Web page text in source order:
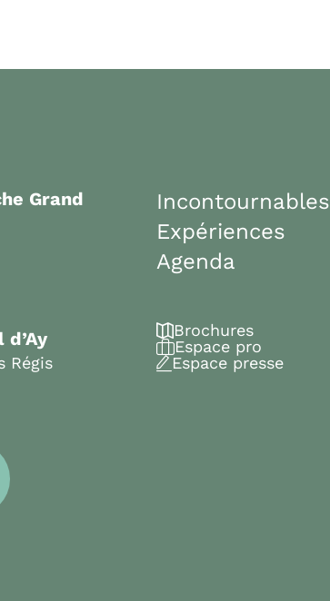
Grand
Régis
Incontournables
Expériences
Agenda
Brochures
Espace pro
Espace presse